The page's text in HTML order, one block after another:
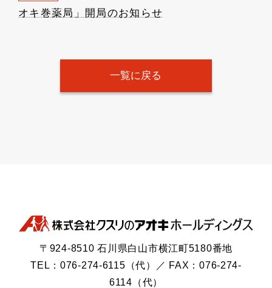
オキ巻薬局」開局のお知らせ
一覧に戻る
〒924-8510 石川県白山市横江町5180番地
TEL：076-274-6115（代）／ FAX：076-274-
6114（代）